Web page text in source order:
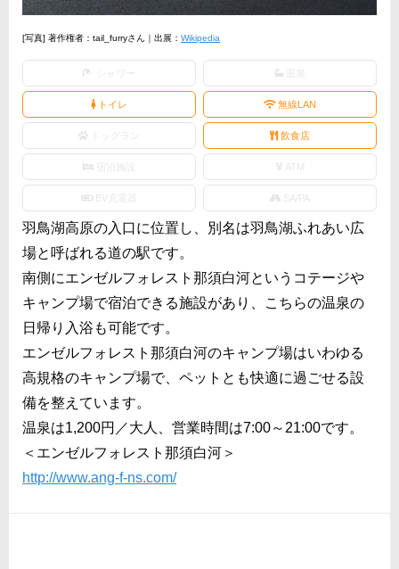
[写真] 著作権者：tail_furryさん｜出展： Wikipedia
トイレ 無線LAN
ドッグラン 飲食店
宿泊施設 ATM
EV充電器 SA/PA
羽鳥湖高原の入口に位置し、別名は羽鳥湖ふれあい広
場と呼ばれる道の駅です。
南側にエンゼルフォレスト那須白河というコテージや
キャンプ場で宿泊できる施設があり、こちらの温泉の
日帰り入浴も可能です。
エンゼルフォレスト那須白河のキャンプ場はいわゆる
高規格のキャンプ場で、ペットとも快適に過ごせる設
備を整えています。
温泉は1,200円／大人、営業時間は7:00～21:00です。
＜エンゼルフォレスト那須白河＞
http://www.ang-f-ns.com/